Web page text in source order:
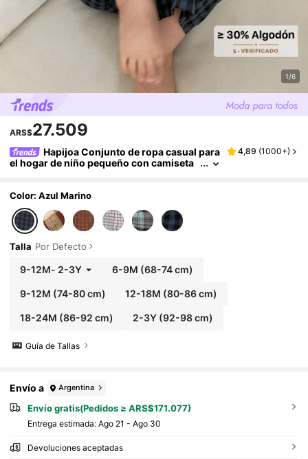
1/6
ARS$27.509
Hapijoa Conjunto de ropa casual para
el hogar de niño pequeño con camiseta
os pequeños
4,89 (1000+)
Color: Azul Marino
Talla Por Defecto
9-12M- 2-3Y 6-9M (68-74 cm)
9-12M (74-80 cm) 12-18M (80-86 cm)
18-24M (86-92 cm) 2-3Y (92-98 cm)
Guía de Tallas
Envío a Argentina
Envío gratis(Pedidos ≥ ARS$171.077)
Entrega estimada: Ago 21 - Ago 30
Devoluciones aceptadas